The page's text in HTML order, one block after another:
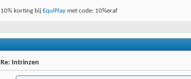
10% korting bij EquiPlay met code: 10%eraf
Re: Intrinzen